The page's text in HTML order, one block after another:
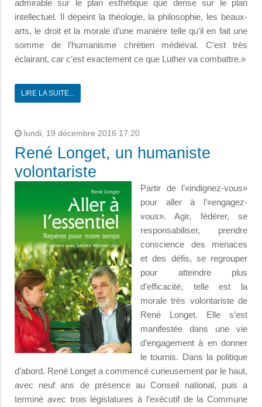
admirable sur le plan esthétique que dense sur le plan
intellectuel. Il dépeint la théologie, la philosophie, les beaux-
arts, le droit et la morale d’une manière telle qu’il en fait une
somme de l’humanisme chrétien médiéval. C’est très
éclairant, car c’est exactement ce que Luther va combattre.»
LIRE LA SUITE...
lundi, 19 décembre 2016 17:20
René Longet, un humaniste
volontariste
Partir de l’«indignez-vous»
pour aller à l’«engagez-
vous». Agir, fédérer, se
responsabiliser, prendre
conscience des menaces
et des défis, se regrouper
pour atteindre plus
d’efficacité, telle est la
morale très volontariste de
René Longet. Elle s’est
manifestée dans une vie
d’engagement à en donner
le tournis. Dans la politique
d’abord. René Longet a commencé curieusement par le haut,
avec neuf ans de présence au Conseil national, puis a
terminé avec trois législatures à l’exécutif de la Commune